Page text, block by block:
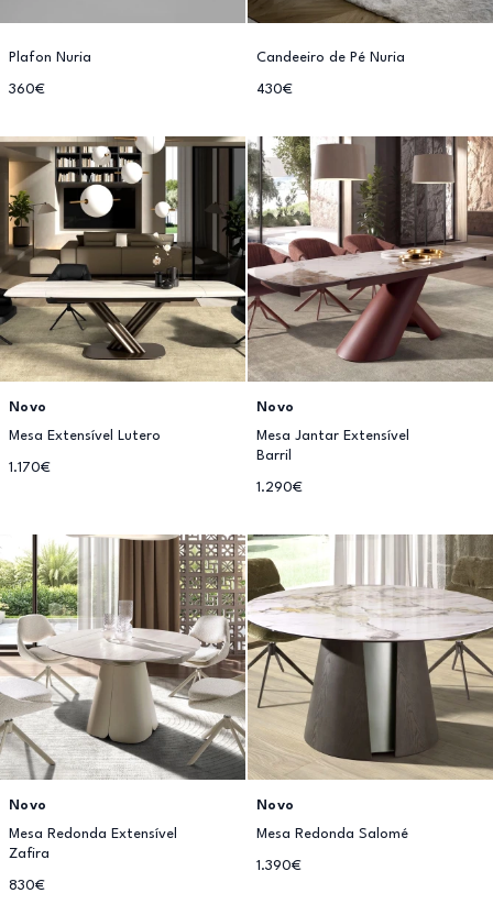
Plafon Nuria
360€
Candeeiro de Pé Nuria
430€
Novo
Mesa Extensível Lutero
1.170€
Novo
Mesa Jantar Extensível
Barril
1.290€
Novo
Mesa Redonda Extensível
Zafira
830€
Novo
Mesa Redonda Salomé
1.390€